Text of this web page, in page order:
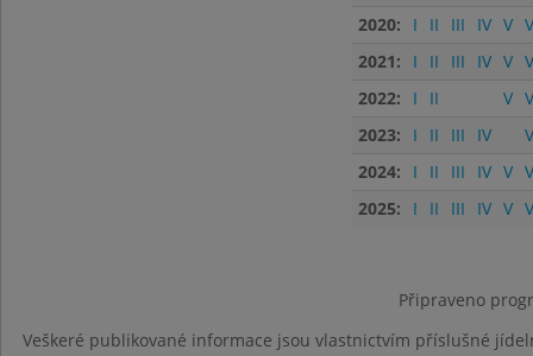
2020:
I II III IV V
2021:
I II III IV V
2022:
I II V
2023:
I II III IV
2024:
I II III IV V
2025:
I II III IV V
Připraveno
Veškeré publikované informace jsou vlastnictvím příslušné